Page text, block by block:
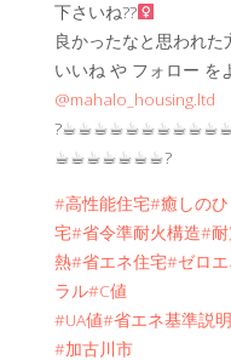
下さいね??‍
良かったなと思われた
いいね や フォロー を
@mahalo_housing.ltd
☕︎☕︎☕︎☕︎☕︎☕︎☕︎?
#高性能住宅#癒しの
宅#省令準耐火構造#
熱#省エネ住宅#ゼロ
ラル#C値
#UA値#省エネ基準説
#加古川市